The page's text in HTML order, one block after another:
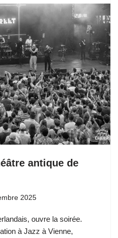
antique de
2025
ouvre la soirée.
à Jazz à Vienne,